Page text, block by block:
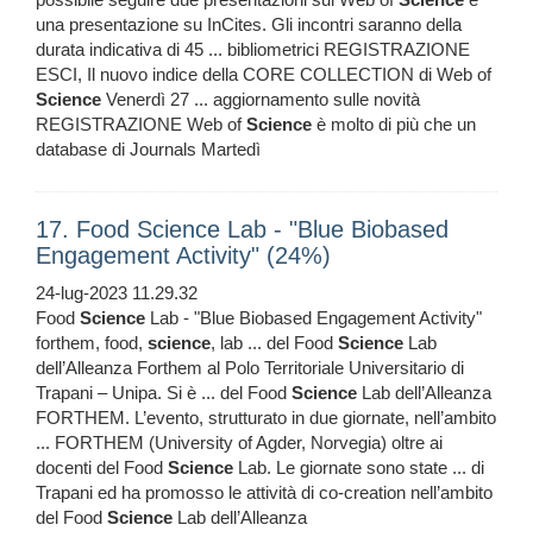
una presentazione su InCites. Gli incontri saranno della
durata indicativa di 45 ... bibliometrici REGISTRAZIONE
ESCI, Il nuovo indice della CORE COLLECTION di Web of
Science Venerdì 27 ... aggiornamento sulle novità
REGISTRAZIONE Web ofScience è molto di più che un
database di Journals Martedì
17. Food Science Lab - "Blue Biobased
Engagement Activity" (24%)
24-lug-2023 11.29.32
Food Science Lab - "Blue Biobased Engagement Activity"
forthem, food, science, lab ... del Food Science Lab
dell’Alleanza Forthem al Polo Territoriale Universitario di
Trapani – Unipa. Si è ... del Food Science Lab dell’Alleanza
FORTHEM. L’evento, strutturato in due giornate, nell’ambito
... FORTHEM (University of Agder, Norvegia) oltre ai
docenti del Food Science Lab. Le giornate sono state ... di
Trapani ed ha promosso le attività di co-creation nell’ambito
del Food Science Lab dell’Alleanza